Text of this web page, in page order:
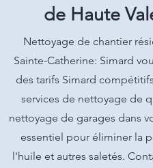
de Haute
Nettoyage de chantier
Sainte-Catherine: Simard
des tarifs Simard
services de nettoyage de
nettoyage de garages dans
essentiel pour éliminer la
l'huile et autres saletés.